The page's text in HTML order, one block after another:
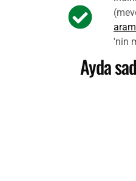
'nin
Ayda